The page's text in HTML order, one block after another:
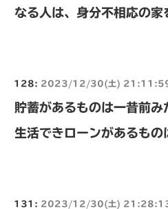
なる人は、身分不相応の家
128: 2023/12/30(土)
貯蓄があるものは一昔前
生活できローンがあるも
131: 2023/12/30(土)